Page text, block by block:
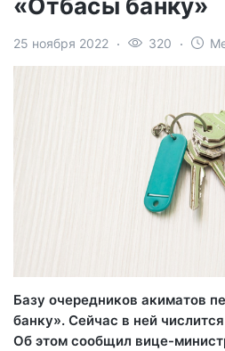
«Отбасы банку»
25 ноября 2022 320
Базу очередников акиматов
банку». Сейчас в ней
Об этом сообщил вице-